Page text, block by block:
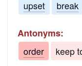
upset
break
Antonyms:
order
keep